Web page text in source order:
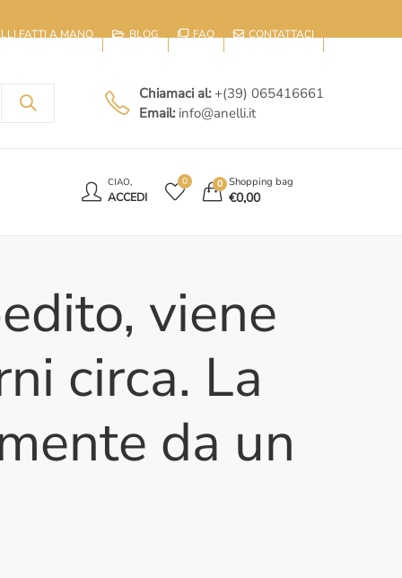
FATTI A MANO BLOG FAQ CONTATTACI
Chiamaci al: +(39) 065416661
Email: info@anelli.it
CIAO,
ACCEDI
0 0 Shopping bag
€0,00
viene
circa. La
da un